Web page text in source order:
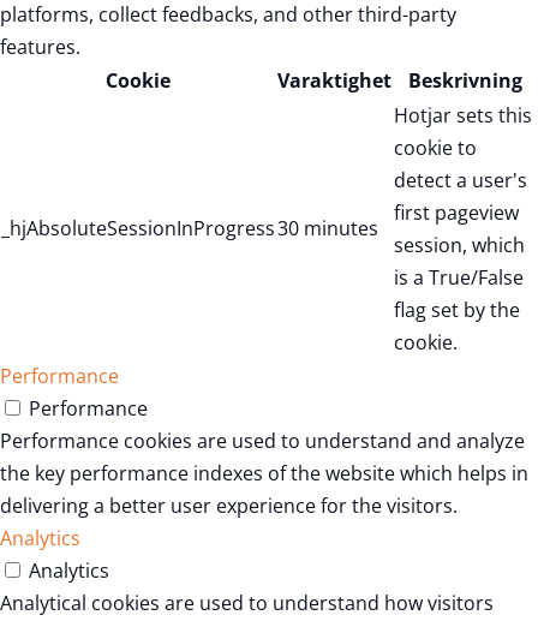
platforms, collect feedbacks, and other third-party
features.
Cookie
Varaktighet Beskrivning
_hjAbsoluteSessionInProgress30 minutes
Hotjar sets this
cookie to
detect a user's
first pageview
session, which
is a True/False
flag set by the
cookie.
Performance
Performance
Performance cookies are used to understand and analyze
the key performance indexes of the website which helps in
delivering a better user experience for the visitors.
Analytics
Analytics
Analytical cookies are used to understand how visitors